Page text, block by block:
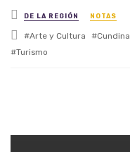
Posted in
DE LA REGIÓN NOTAS
Tagged with
Arte y Cultura
Turismo